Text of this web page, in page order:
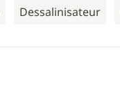
Dessalinisateur